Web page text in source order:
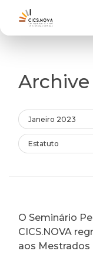
Archive
Janeiro 2023
Estatuto
O Seminário
CICS.NOVA
aos